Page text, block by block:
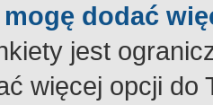
dodać
jest
więcej opcji